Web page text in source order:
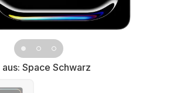
Space Schwarz